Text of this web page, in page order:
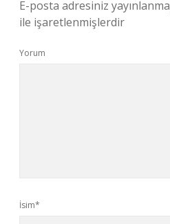
E-posta adresiniz
ile işaretlenmişlerdir
Yorum
İsim*